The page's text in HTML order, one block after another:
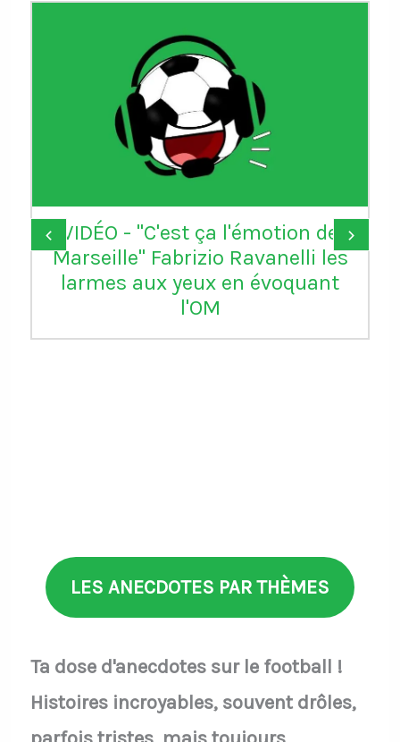
VIDÉO - "C'est ça l'émotion de
Marseille" Fabrizio Ravanelli les
larmes aux yeux en évoquant
l'OM
‹ ›
LES ANECDOTES PAR THÈMES
Ta dose d'anecdotes sur le football !
Histoires incroyables, souvent drôles,